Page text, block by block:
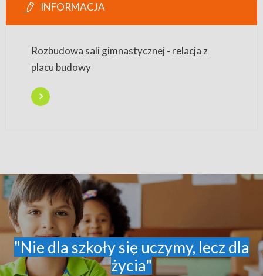
INFORMACJA
Rozbudowa sali gimnastycznej - relacja z
placu budowy
"Nie dla szkoły się uczymy, lecz dla
życia"